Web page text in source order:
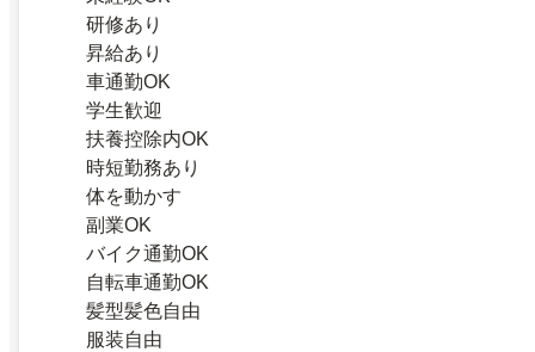
研修あり
昇給あり
車通勤OK
学生歓迎
扶養控除内OK
時短勤務あり
体を動かす
副業OK
バイク通勤OK
自転車通勤OK
髪型髪色自由
服装自由